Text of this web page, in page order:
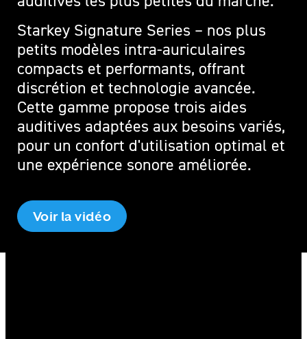
Starkey Signature Series – nos plus
petits modèles intra-auriculaires
compacts et performants, offrant
discrétion et technologie avancée.
Cette gamme propose trois aides
auditives adaptées aux besoins variés,
pour un confort d'utilisation optimal et
une expérience sonore améliorée.
Voir la vidéo